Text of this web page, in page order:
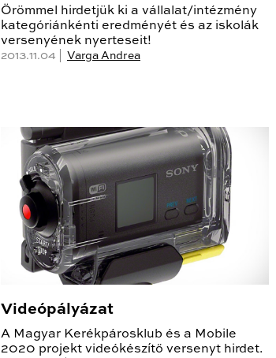
Örömmel hirdetjük ki a vállalat/intézmény
kategóriánkénti eredményét és az iskolák
versenyének nyerteseit!
2013.11.04 | Varga Andrea
Videópályázat
A Magyar Kerékpárosklub és a Mobile
2020 projekt videókészítő versenyt hirdet.